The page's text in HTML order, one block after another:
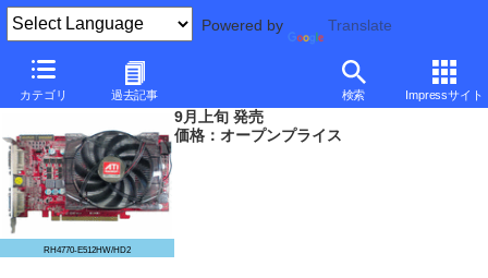
Powered by Translate
カテゴリ 過去記事 検索 Impressサイト
玄人志向、Arctic Cooling製ファン搭載のRadeon HD 4770カード
RH4770-E512HW/HD2
9月上旬 発売
価格：オープンプライス